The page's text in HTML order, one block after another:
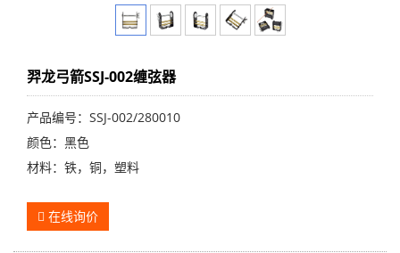
羿龙弓箭SSJ-002缠弦器
产品编号：SSJ-002/280010
颜色：黑色
材料：铁，铜，塑料
在线询价